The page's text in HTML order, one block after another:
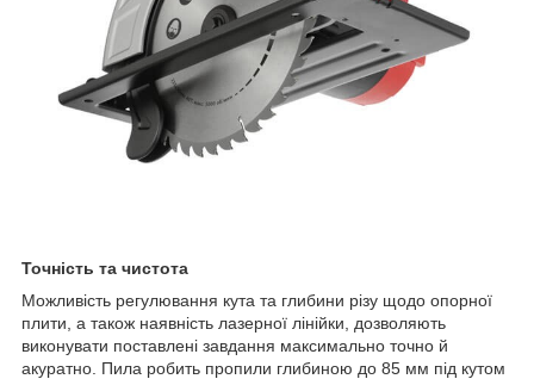
Точність та чистота
Можливість регулювання кута та глибини різу щодо опорної
плити а також наявність лазерної лінійки
дозволяють
виконувати поставлені завдання максимально точно й
акуратно Пила робить пропили глибиною до 85 мм під кутом